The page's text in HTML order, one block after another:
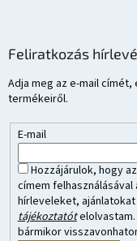
Feliratkozás
Adja meg az e-mail
termékeiről.
E-mail
Hozzájárulok, hogy
címem felhasználásával
hírleveleket,
tájékoztatót
bármikor